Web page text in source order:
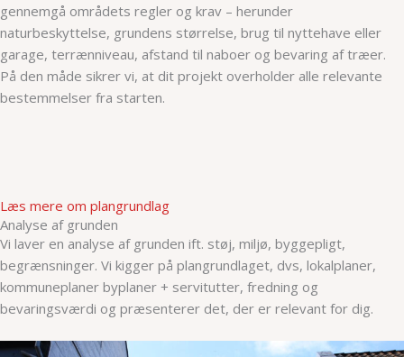
gennemgå områdets regler og krav – herunder
naturbeskyttelse, grundens størrelse, brug til nyttehave eller
garage, terrænniveau, afstand til naboer og bevaring af træer.
På den måde sikrer vi, at dit projekt overholder alle relevante
bestemmelser fra starten.
Læs mere om plangrundlag
Analyse af grunden
Vi laver en analyse af grunden ift. støj, miljø, byggepligt,
begrænsninger. Vi kigger på plangrundlaget, dvs, lokalplaner,
kommuneplaner byplaner + servitutter, fredning og
bevaringsværdi og præsenterer det, der er relevant for dig.